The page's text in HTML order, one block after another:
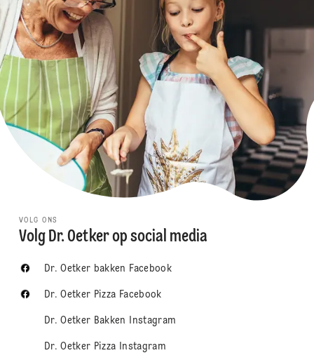
VOLG ONS
Volg Dr. Oetker op social media
Dr. Oetker bakken Facebook
Dr. Oetker Pizza Facebook
Dr. Oetker Bakken Instagram
Dr. Oetker Pizza Instagram